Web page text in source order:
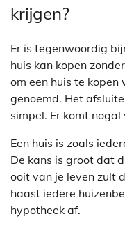
krijgen?
Er is tegenwoordig
huis kan kopen
om een huis te
genoemd. Het
simpel. Er komt
Een huis is zoals
De kans is groot dat
ooit van je leven zult
haast iedere
hypotheek af.